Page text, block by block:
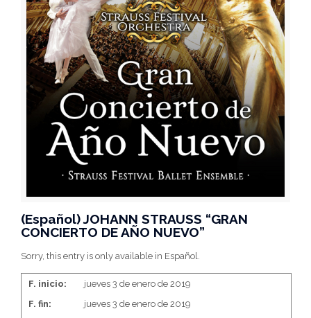
(Español) JOHANN STRAUSS “GRAN
CONCIERTO DE AÑO NUEVO”
Sorry, this entry is only available in Español.
F. inicio:
jueves 3 de enero de 2019
F. fin:
jueves 3 de enero de 2019